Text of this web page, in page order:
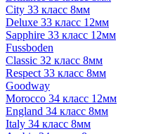
City 33 класс 8мм
Deluxe 33 класс 12мм
Sapphire 33 класс 12мм
Fussboden
Classic 32 класс 8мм
Respect 33 класс 8мм
Goodway
Morocco 34 класс 12мм
England 34 класс 8мм
Italy 34 класс 8мм